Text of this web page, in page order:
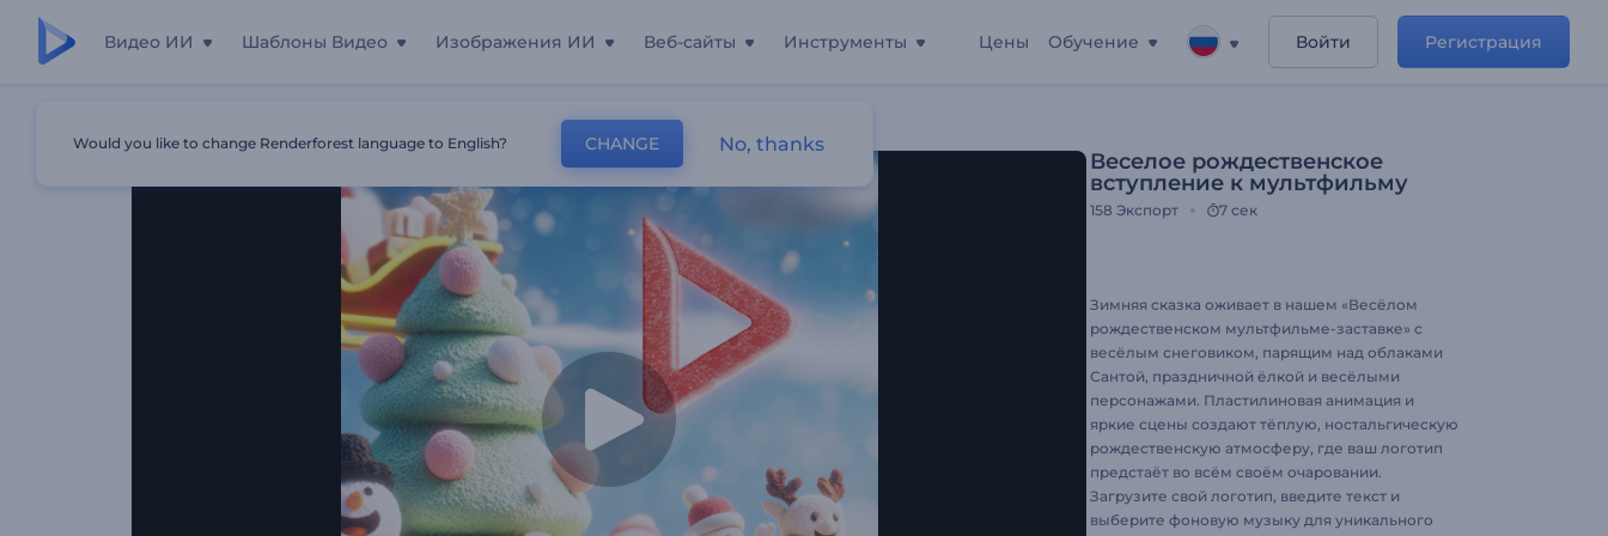
Видео ИИ Шаблоны Видео Изображения ИИ Веб-сайты Инструменты Цены Обучение Войти Регистрация
Веселое Рождественское Вступление К Мультфильму
Веселое рождественское
вступление к мультфильму
158 Экспорт 7 сек
Зимняя сказка оживает в нашем «Весёлом
рождественском мультфильме-заставке» с
весёлым снеговиком, парящим над облаками
Сантой, праздничной ёлкой и весёлыми
персонажами. Пластилиновая анимация и
яркие сцены создают тёплую, ностальгическую
рождественскую атмосферу, где ваш логотип
предстаёт во всём своём очаровании.
Загрузите свой логотип, введите текст и
выберите фоновую музыку для уникального
Would you like to change Renderforest language to English? CHANGE No, thanks